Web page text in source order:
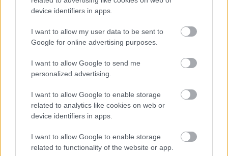
device identifiers in apps.
I want to allow my user data to be sent to
Google for online advertising purposes.
I want to allow Google to send me
personalized advertising.
I want to allow Google to enable storage
related to analytics like cookies on web or
device identifiers in apps.
I want to allow Google to enable storage
related to functionality of the website or app.
2015. február 19.
Nagyon megy a mellébeszélés, az kiderül a lenti
levélváltásból. A probléma görgetve van,
megoldásra látszat-párbeszéd, lakossági fórum - és
Választási plakátmaradvány
2015. január 22.
Sok helyen látni még plakátokat a régebbi választási